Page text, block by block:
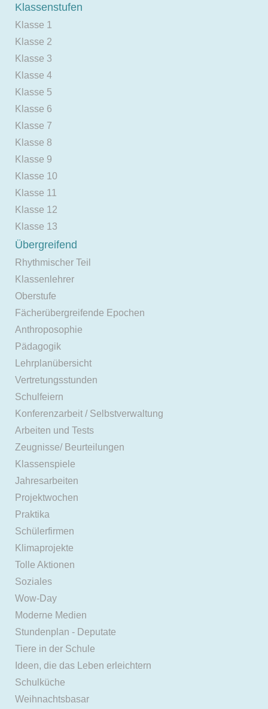
Klassenstufen
Klasse 1
Klasse 2
Klasse 3
Klasse 4
Klasse 5
Klasse 6
Klasse 7
Klasse 8
Klasse 9
Klasse 10
Klasse 11
Klasse 12
Klasse 13
Übergreifend
Rhythmischer Teil
Klassenlehrer
Oberstufe
Fächerübergreifende Epochen
Anthroposophie
Pädagogik
Lehrplanübersicht
Vertretungsstunden
Schulfeiern
Konferenzarbeit / Selbstverwaltung
Arbeiten und Tests
Zeugnisse/ Beurteilungen
Klassenspiele
Jahresarbeiten
Projektwochen
Praktika
Schülerfirmen
Klimaprojekte
Tolle Aktionen
Soziales
Wow-Day
Moderne Medien
Stundenplan - Deputate
Tiere in der Schule
Ideen, die das Leben erleichtern
Schulküche
Weihnachtsbasar